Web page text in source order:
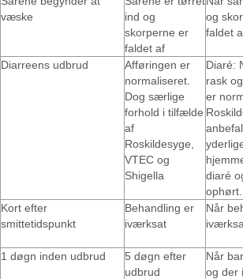
væske
ind og
skorperne er
faldet af
og
faldet
Diarreens udbrud
Afføringen er
normaliseret.
Dog særlige
forhold i tilfælde
af
Roskildesyge,
VTEC og
Shigella
Diaré:
rask
er
diaré
ophørt.
Kort efter
smittetidspunkt
Behandling er
iværksat
Når
1 døgn inden udbrud
5 døgn efter
udbrud
Når
og der